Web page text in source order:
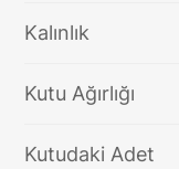
Kalınlık
Kutu Ağırlığı
Kutudaki Adet